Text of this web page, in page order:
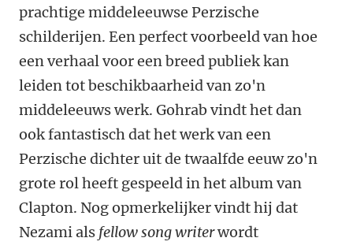
prachtige middeleeuwse Perzische
schilderijen. Een perfect voorbeeld van hoe
een verhaal voor een breed publiek kan
leiden tot beschikbaarheid van zo'n
middeleeuws werk. Gohrab vindt het dan
ook fantastisch dat het werk van een
Perzische dichter uit de twaalfde eeuw zo'n
grote rol heeft gespeeld in het album van
Clapton. Nog opmerkelijker vindt hij dat
Nezami als fellow song writerwordt